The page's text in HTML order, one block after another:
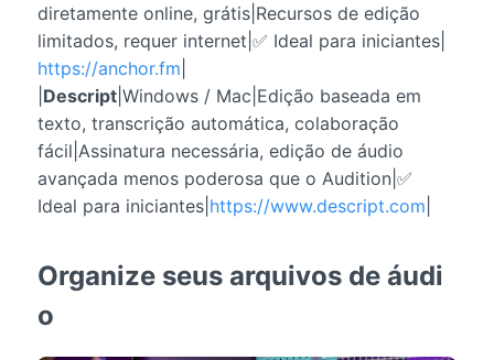
diretamente online, grátis|Recursos de edição
limitados, requer internet|✅ Ideal para iniciantes|
https://anchor.fm
Descript|Windows / Mac|Edição baseada em
texto, transcrição automática, colaboração
fácil|Assinatura necessária, edição de áudio
avançada menos poderosa que o Audition|✅
Ideal para iniciantes| https://www.descript.com
Organize seus arquivos de áudi
o